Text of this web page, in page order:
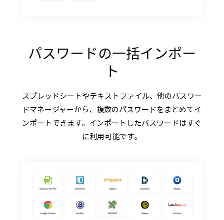
パスワードの一括インポー
ト
スプレッドシートやテキストファイル、他のパスワー
ドマネージャーから、複数のパスワードをまとめてイ
ンポートできます。インポートしたパスワードはすぐ
に利用可能です。